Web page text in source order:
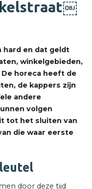
hard en dat geldt
winkelgebieden,
horeca heeft de
de kappers zijn
andere
volgen
tot het sluiten van
die waar eerste
door deze tijd